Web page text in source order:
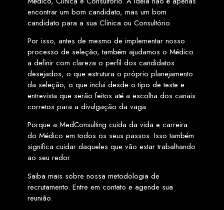
encontrar um bom candidato, mas um bom
candidato para a sua Clínica ou Consultório.
Por isso, antes de mesmo de implementar nosso
processo de seleção, também ajudamos o Médico
a definir com clareza o perfil dos candidatos
desejados, o que estrutura o próprio planejamento
da seleção, o que inclui desde o tipo de teste e
entrevista que serão feitos até a escolha dos canais
corretos para a divulgação da vaga.
Porque a MedConsulting cuida da vida e carreira
do Médico em todos os seus passos. Isso também
significa cuidar daqueles que vão estar trabalhando
ao seu redor.
Saiba mais sobre nossa metodologia de
recrutamento. Entre em contato e agende sua
reunião.